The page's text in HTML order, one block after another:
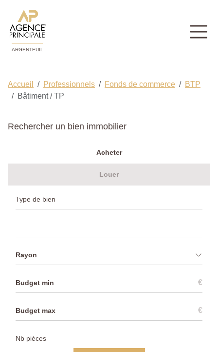
ARGENTEUIL
Accueil Professionnels Fonds de commerce
BTP
Bâtiment / TP
Rechercher un bien immobilier
Acheter
Louer
Rayon
€
€